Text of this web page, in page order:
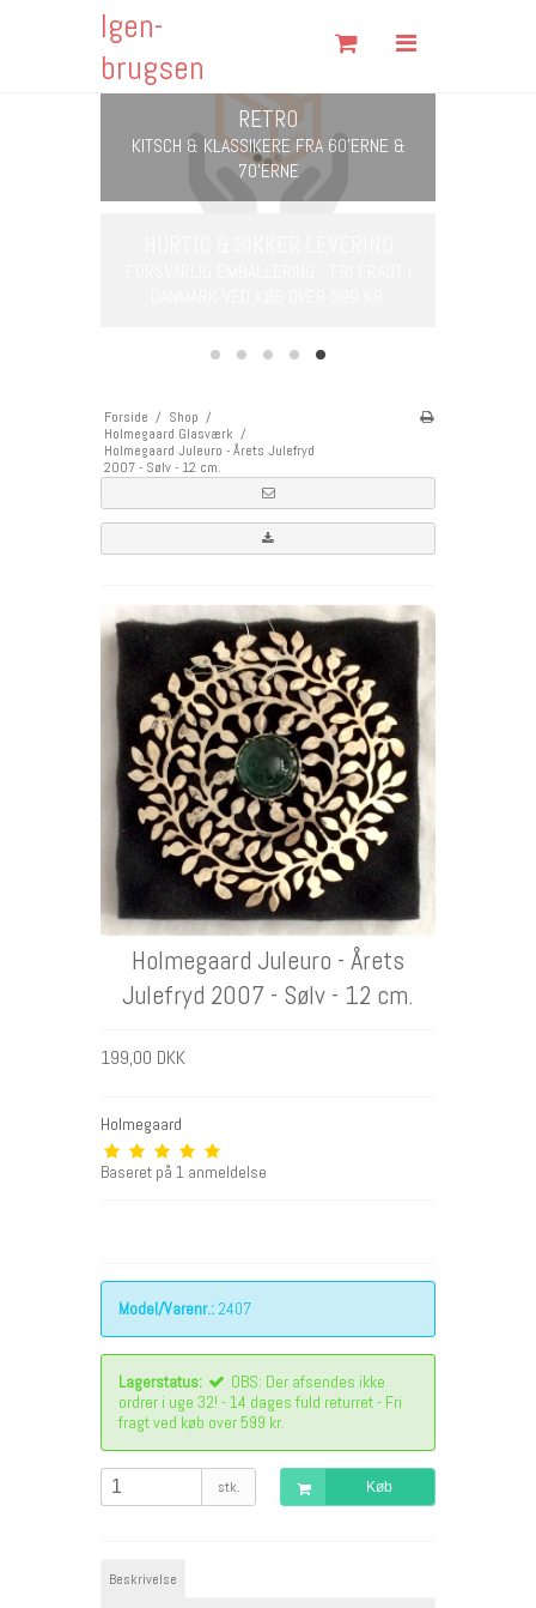
Igen-
brugsen
Åbningstider
Forside / Shop /
Holmegaard Glasværk /
Holmegaard Juleuro - Årets Julefryd
2007 - Sølv - 12 cm.
Holmegaard Juleuro - Årets
Julefryd 2007 - Sølv - 12 cm.
199,00 DKK
Holmegaard
Baseret på 1 anmeldelse
Model/Varenr.:2407
Lagerstatus:
OBS: Der afsendes ikke
ordrer i uge 32! - 14 dages fuld returret - Fri
fragt ved køb over 599 kr.
stk. Køb
Beskrivelse